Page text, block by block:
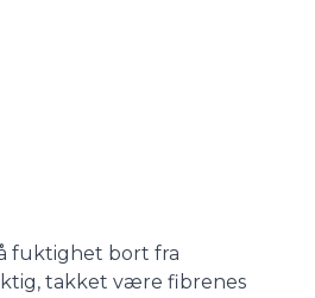
fuktighet bort fra
takket være fibrenes